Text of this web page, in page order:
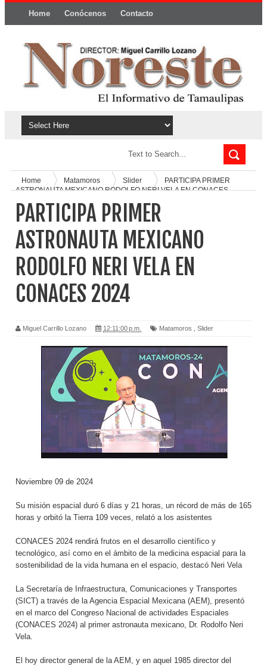
Home Conócenos Contacto
Home Matamoros Slider
PARTICIPA PRIMER
ASTRONAUTA MEXICANO RODOLFO NERI VELA EN CONACES
PARTICIPA PRIMER
ASTRONAUTA MEXICANO
RODOLFO NERI VELA EN
CONACES 2024
Miguel Carrillo Lozano 12:11:00 p.m. Matamoros Slider
Noviembre 09 de 2024
Su misión espacial duró 6 días y 21 horas, un récord de más de 165
horas y orbitó la Tierra 109 veces, relató a los asistentes
CONACES 2024 rendirá frutos en el desarrollo científico y
tecnológico, así como en el ámbito de la medicina espacial para la
sostenibilidad de la vida humana en el espacio, destacó Neri Vela
La Secretaría de Infraestructura, Comunicaciones y Transportes
(SICT) a través de la Agencia Espacial Mexicana (AEM), presentó
en el marco del Congreso Nacional de actividades Espaciales
(CONACES 2024) al primer astronauta mexicano, Dr. Rodolfo Neri
Vela.
El hoy director general de la AEM, y en aquel 1985 director del